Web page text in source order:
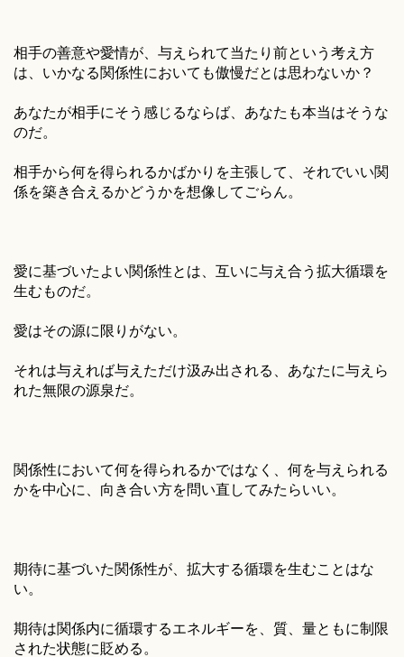
相手の善意や愛情が、与えられて当たり前という考え方
は、いかなる関係性においても傲慢だとは思わないか？
あなたが相手にそう感じるならば、あなたも本当はそうな
のだ。
相手から何を得られるかばかりを主張して、それでいい関
係を築き合えるかどうかを想像してごらん。
愛に基づいたよい関係性とは、互いに与え合う拡大循環を
生むものだ。
愛はその源に限りがない。
それは与えれば与えただけ汲み出される、あなたに与えら
れた無限の源泉だ。
関係性において何を得られるかではなく、何を与えられる
かを中心に、向き合い方を問い直してみたらいい。
期待に基づいた関係性が、拡大する循環を生むことはな
い。
期待は関係内に循環するエネルギーを、質、量ともに制限
された状態に貶める。